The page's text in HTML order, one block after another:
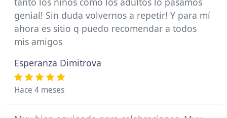
genial! Sin duda volvernos a repetir! Y para mí
ahora es sitio q puedo recomendar a todos
mis amigos
Esperanza Dimitrova
Hace 4 meses